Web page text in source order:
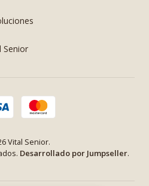
Senior
Vital Senior.
Desarrollado por Jumpseller.